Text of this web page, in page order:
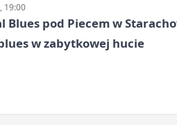
19:00
Blues pod Piecem w
w zabytkowej hucie